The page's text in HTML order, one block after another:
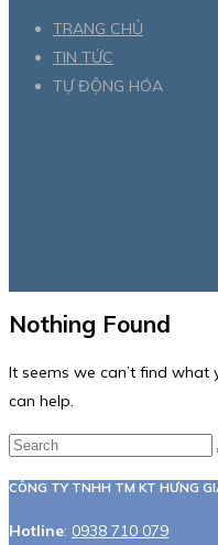
TRANG CHỦ
TIN TỨC
TỰ ĐỘNG HÓA
Nothing Found
It seems we can’t find what
can help.
CÔNG TY TNHH TM KT HƯNG
Hotline: 0938 710 079